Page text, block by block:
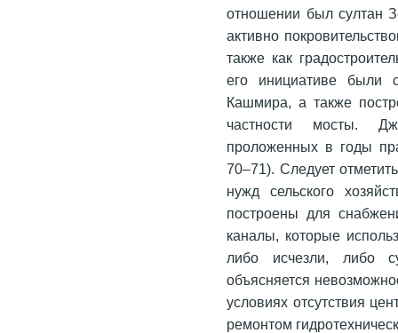
отношении был султан
активно
также как
его инициативе были
Кашмира, а также
частности мосты.
проложенных в годы
70–71). Следует
нужд сельского
построены для
каналы, которые
либо исчезли, либо
объясняется
условиях отсутствия
ремонтом